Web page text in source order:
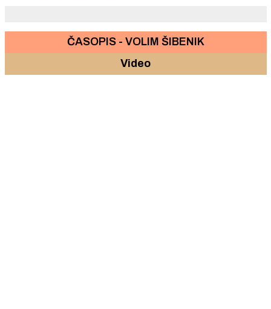
ČASOPIS - VOLIM ŠIBENIK
Video